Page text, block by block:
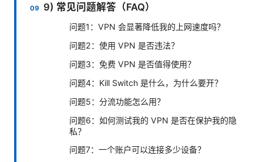
9) 常见问题解答（FAQ）
问题1：VPN 会显著降低我的上网速度吗？
问题2：使用 VPN 是否违法？
问题3：免费 VPN 是否值得使用？
问题4：Kill Switch 是什么，为什么要开？
问题5：分流功能怎么用？
问题6：如何测试我的 VPN 是否在保护我的隐
私？
问题7：一个账户可以连接多少设备？